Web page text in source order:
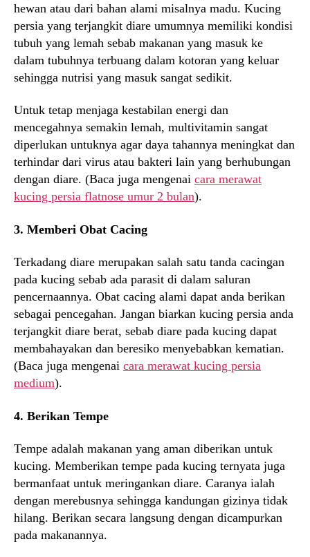
hewan atau dari bahan alami misalnya madu. Kucing
persia yang terjangkit diare umumnya memiliki kondisi
tubuh yang lemah sebab makanan yang masuk ke
dalam tubuhnya terbuang dalam kotoran yang keluar
sehingga nutrisi yang masuk sangat sedikit.
Untuk tetap menjaga kestabilan energi dan
mencegahnya semakin lemah, multivitamin sangat
diperlukan untuknya agar daya tahannya meningkat dan
terhindar dari virus atau bakteri lain yang berhubungan
dengan diare. (Baca juga mengenai cara merawat
kucing persia flatnose umur 2 bulan).
3. Memberi Obat Cacing
Terkadang diare merupakan salah satu tanda cacingan
pada kucing sebab ada parasit di dalam saluran
pencernaannya. Obat cacing alami dapat anda berikan
sebagai pencegahan. Jangan biarkan kucing persia anda
terjangkit diare berat, sebab diare pada kucing dapat
membahayakan dan beresiko menyebabkan kematian.
(Baca juga mengenai cara merawat kucing persia
medium).
4. Berikan Tempe
Tempe adalah makanan yang aman diberikan untuk
kucing. Memberikan tempe pada kucing ternyata juga
bermanfaat untuk meringankan diare. Caranya ialah
dengan merebusnya sehingga kandungan gizinya tidak
hilang. Berikan secara langsung dengan dicampurkan
pada makanannya.